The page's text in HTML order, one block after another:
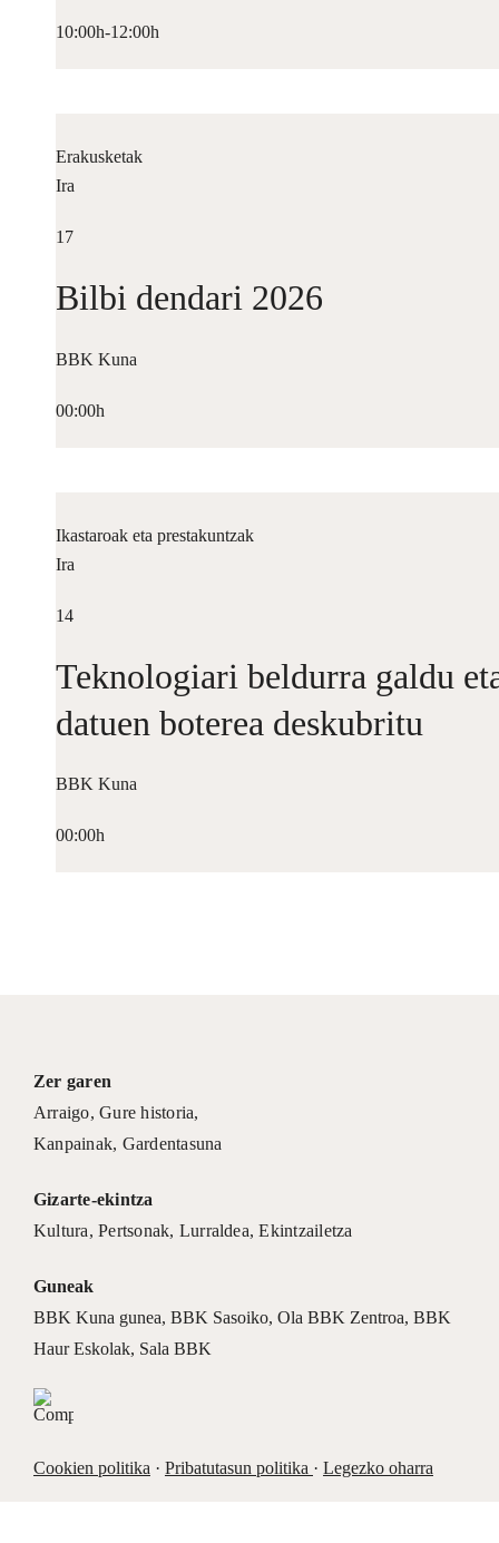
10:00h-12:00h
Erakusketak
Ira
17
Bilbi dendari 2026
BBK Kuna
00:00h
Ikastaroak eta prestakuntzak
Ira
14
Teknologiari beldurra galdu
datuen boterea deskubritu
BBK Kuna
00:00h
Zer garen
Arraigo,Gure historia,
Kanpainak, Gardentasuna
Gizarte-ekintza
Kultura,Pertsonak, Lurraldea,Ekintzailetza
Guneak
BBK Kuna gunea, BBK Sasoiko, Ola BBK Zentroa, BBK
Haur Eskolak, Sala BBK
Cookien politika · Pribatutasun politika · Legezko oharra